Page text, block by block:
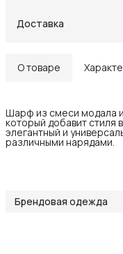
Доставка
О товаре
Шарф из смеси модала
который добавит стиля
элегантный и
различными нарядами.
Брендовая одежда